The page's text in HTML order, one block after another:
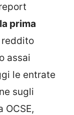
prima
assai
le entrate
sugli
OCSE,